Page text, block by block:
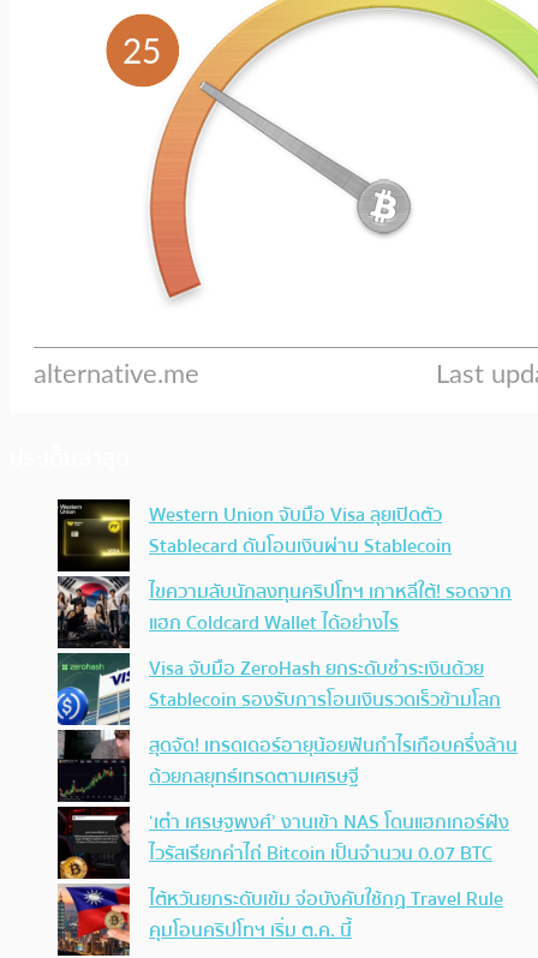
Western Union จับมือ Visa ลุยเปิดตัว
Stablecard ดันโอนเงินผ่าน Stablecoin
ไขความลับนักลงทุนคริปโทฯ เกาหลีใต้! รอดจาก
แฮก Coldcard Wallet ได้อย่างไร
Visa จับมือ ZeroHash ยกระดับชำระเงินด้วย
Stablecoin รองรับการโอนเงินรวดเร็วข้ามโลก
สุดจัด! เทรดเดอร์อายุน้อยฟันกำไรเกือบครึ่งล้าน
ด้วยกลยุทธ์เทรดตามเศรษฐี
‘เต๋า เศรษฐพงศ์’ งานเข้า NAS โดนแฮกเกอร์ฝัง
ไวรัสเรียกค่าไถ่ Bitcoin เป็นจำนวน 0.07 BTC
ไต้หวันยกระดับเข้ม จ่อบังคับใช้กฏ Travel Rule
คุมโอนคริปโทฯ เริ่ม ต.ค. นี้